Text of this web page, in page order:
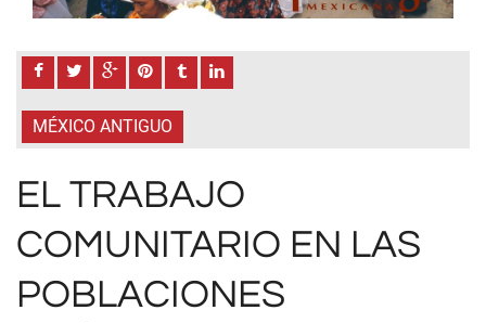
MÉXICO ANTIGUO
EL TRABAJO
COMUNITARIO EN LAS
POBLACIONES